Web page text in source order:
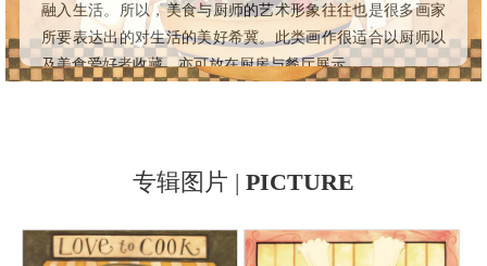
融入生活。所以，美食与厨师的艺术形象往往也是很多画家
所要表达出的对生活的美好希冀。此类画作很适合以厨师以
及美食爱好者收藏，亦可放在厨房与餐厅展示。
专辑图片 | PICTURE